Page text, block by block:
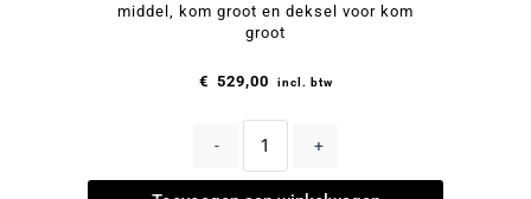
middel, kom groot en deksel voor kom
groot
€ 529,00 incl. btw
- +